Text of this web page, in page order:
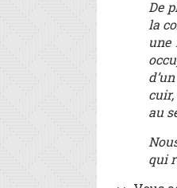
De
la
une
au
qui